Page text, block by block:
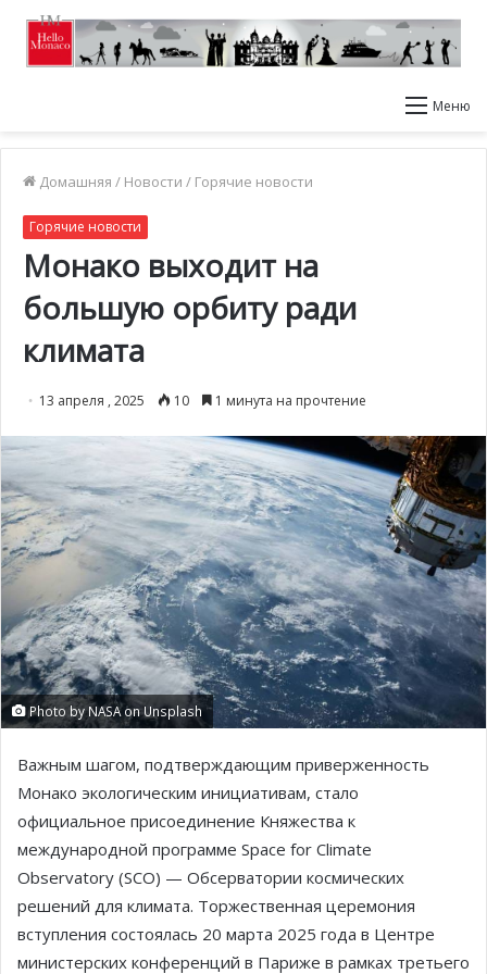
Меню
Домашняя / Новости / Горячие новости
Горячие новости
Монако выходит на
большую орбиту ради
климата
13 апреля , 2025 10 1 минута на прочтение
Photo by NASA on Unsplash
Важным шагом, подтверждающим приверженность
Монако экологическим инициативам, стало
официальное присоединение Княжества к
международной программе Space for Climate
Observatory (SCO) — Обсерватории космических
решений для климата. Торжественная церемония
вступления состоялась 20 марта 2025 года в Центре
министерских конференций в Париже в рамках третьего